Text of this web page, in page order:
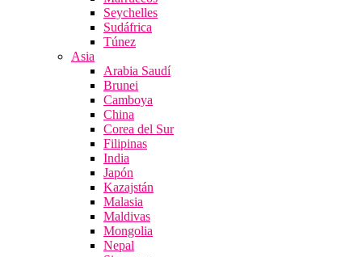
Seychelles
Sudáfrica
Túnez
Asia
Arabia Saudí
Brunei
Camboya
China
Corea del Sur
Filipinas
India
Japón
Kazajstán
Malasia
Maldivas
Mongolia
Nepal